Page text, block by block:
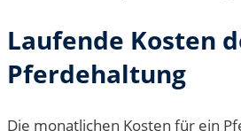
Laufende Kosten
Pferdehaltung
Die monatlichen Kosten für ein